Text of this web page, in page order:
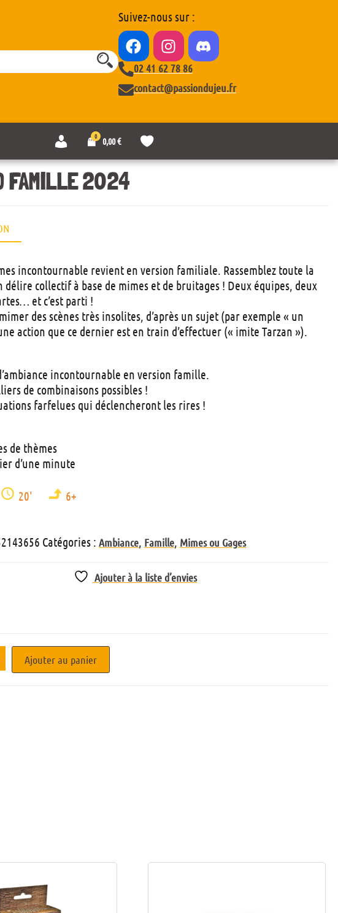
Suivez-nous sur :
02 41 62 78 86
contact@passiondujeu.fr
n
c
o
m
0 0,00€
s
i
t
s
FAMILLE 2024
incontournable revient en version familiale. Rassemblez toute la
collectif à base de mimes et de bruitages ! Deux équipes, deux
et c’est parti !
des scènes très insolites, d’après un sujet (par exemple « un
action que ce dernier est en train d’effectuer (« imite Tarzan »).
incontournable en version famille.
de combinaisons possibles !
farfelues qui déclencheront les rires !
de thèmes
d’une minute
20' 6+
Catégories :Ambiance Famille Mimes ou Gages
Ajouter à la liste d’envies
Ajouter au panier